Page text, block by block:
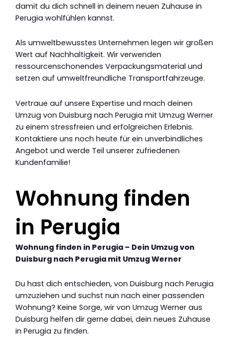
damit du dich schnell in deinem neuen Zuhause in
Perugia wohlfühlen kannst.
Als umweltbewusstes Unternehmen legen wir großen
Wert auf Nachhaltigkeit. Wir verwenden
ressourcenschonendes Verpackungsmaterial und
setzen auf umweltfreundliche Transportfahrzeuge.
Vertraue auf unsere Expertise und mach deinen
Umzug von Duisburg nach Perugia mit Umzug Werner
zu einem stressfreien und erfolgreichen Erlebnis.
Kontaktiere uns noch heute für ein unverbindliches
Angebot und werde Teil unserer zufriedenen
Kundenfamilie!
Wohnung finden
in Perugia
Wohnung finden in Perugia – Dein Umzug von
Duisburg nach Perugia mit Umzug Werner
Du hast dich entschieden, von Duisburg nach Perugia
umzuziehen und suchst nun nach einer passenden
Wohnung? Keine Sorge, wir von Umzug Werner aus
Duisburg helfen dir gerne dabei, dein neues Zuhause
in Perugia zu finden.